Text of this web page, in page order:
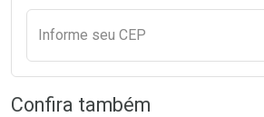
Informe seu CEP
Confira também